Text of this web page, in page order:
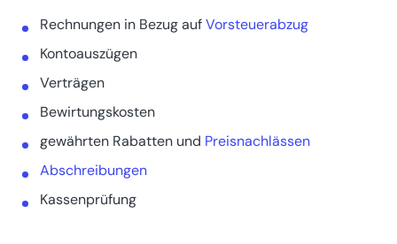
Rechnungen in Bezug aufVorsteuerabzug
Kontoauszügen
Verträgen
Bewirtungskosten
gewährten Rabatten und Preisnachlässen
Abschreibungen
Kassenprüfung